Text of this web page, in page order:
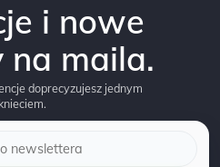
i nowe
maila.
doprecyzujesz jednym